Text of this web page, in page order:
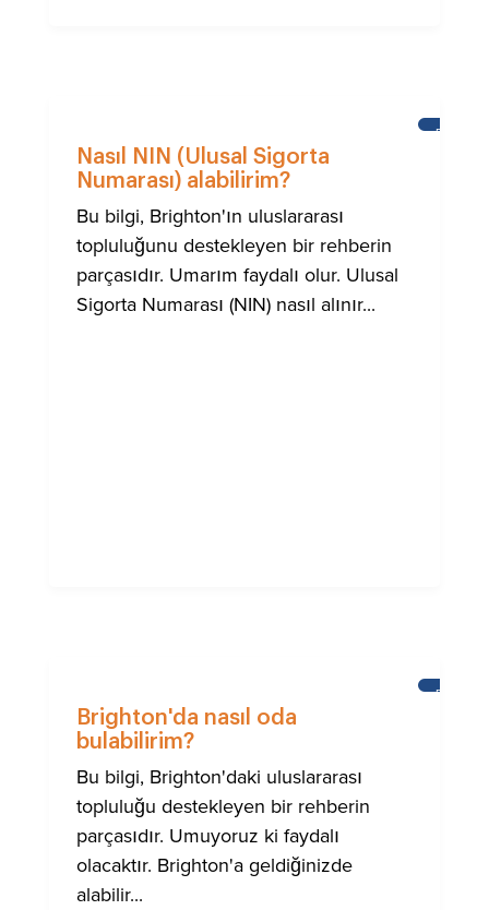
Nasıl NIN (Ulusal Sigorta
Numarası) alabilirim?
Bu bilgi, Brighton'ın uluslararası
topluluğunu destekleyen bir rehberin
parçasıdır. Umarım faydalı olur. Ulusal
Sigorta Numarası (NIN) nasıl alınır...
Brighton'da nasıl oda
bulabilirim?
Bu bilgi, Brighton'daki uluslararası
topluluğu destekleyen bir rehberin
parçasıdır. Umuyoruz ki faydalı
olacaktır. Brighton'a geldiğinizde
alabilir...